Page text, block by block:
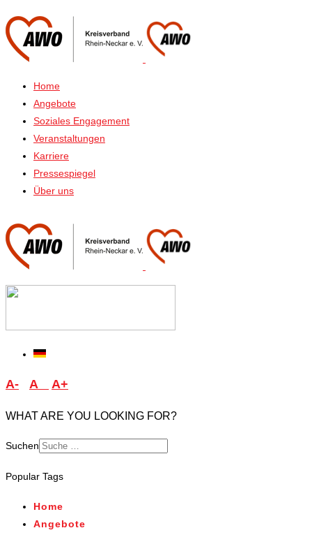
Home
Angebote
Soziales Engagement
Veranstaltungen
Karriere
Pressespiegel
Über uns
A- A A+
WHAT ARE YOU LOOKING FOR?
Suchen
for results.
Popular Tags
Home
Angebote